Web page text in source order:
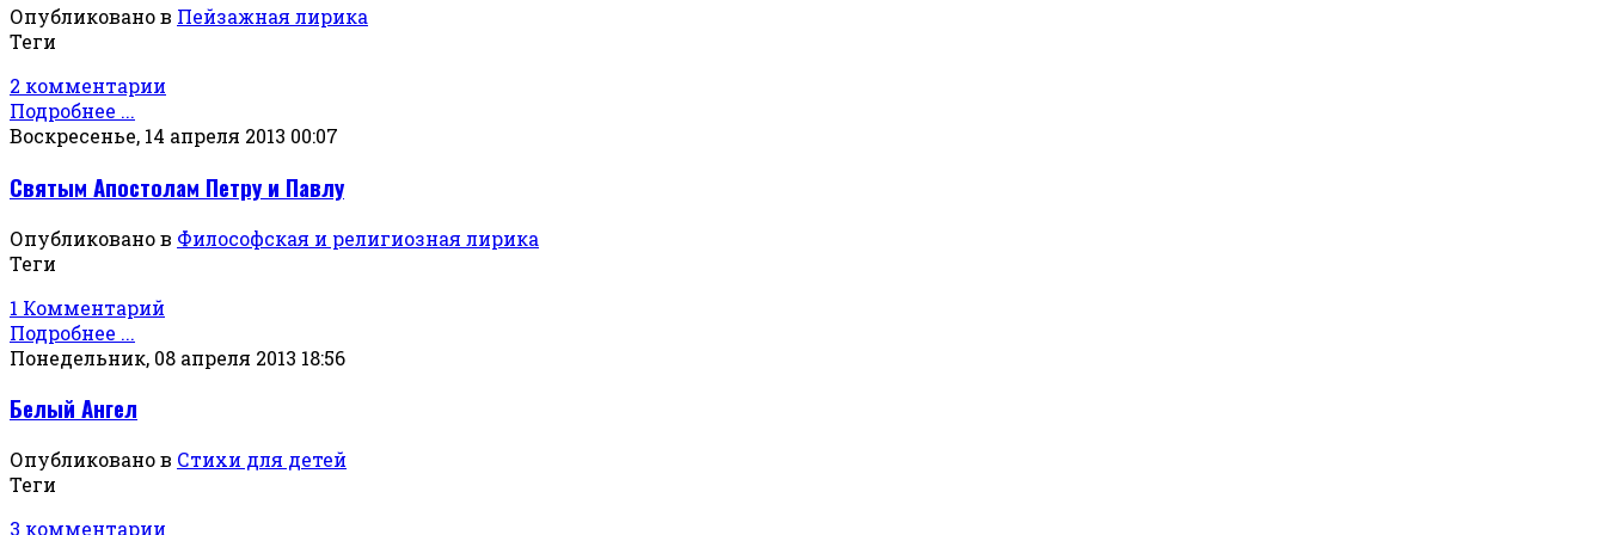
Опубликовано в Пейзажная лирика
Теги
2 комментарии
Подробнее ...
Воскресенье, 14 апреля 2013 00:07
Святым Апостолам Петру и Павлу
Опубликовано в Философская и религиозная лирика
Теги
1 Комментарий
Подробнее ...
Понедельник, 08 апреля 2013 18:56
Белый Ангел
Опубликовано в Стихи для детей
Теги
3 комментарии